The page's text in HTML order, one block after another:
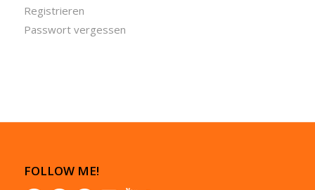
Registrieren
Passwort vergessen
FOLLOW ME!